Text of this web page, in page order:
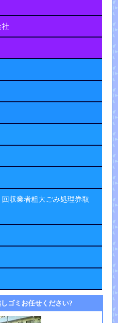
社
収業者粗大ごみ処理券取
ゴミお任せください?